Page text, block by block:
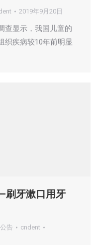
2019年9月20日
查显示，我国儿童的
织疾病较10年前明显
刷牙漱口用牙
告
cndent